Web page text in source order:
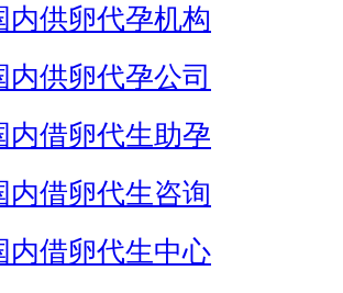
内供卵代孕机构
内供卵代孕公司
内借卵代生助孕
内借卵代生咨询
内借卵代生中心